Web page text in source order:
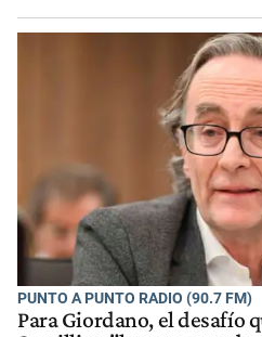
PUNTO A PUNTO RADIO (90.7 FM)
Para Giordano, el desafío